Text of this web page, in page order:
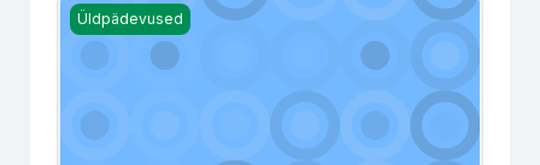
Teadusfilosoofia alused (HKE100) järelvastamine
Üldpädevused